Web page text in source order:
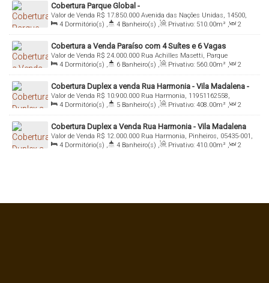
Cobertura Parque Global -
R$ 17.850.000
Valor de Venda
Avenida das Nações Unidas, 14500,
Jardim Panorama, 04533-085, Chácara Itaim, São Paulo, São Paulo,
Brasil
4 Dormitório(s) , 4 Banheiro(s) , Privativo: 510.00m² ,
2
Sala(s) , 4 Suíte(s) , Total: 510.00m² , 4 Vaga(s) ,
Útil:
510.00m² , Terreno: 58000.00 m²
Cobertura a Venda Paraíso com 4 Suítes e 6 Vagas
R$ 24.000.000
Valor de Venda
Rua Achilles Masetti, Parque
Ibirapuera, 04006-020, Paraíso, São Paulo, São Paulo, Brasil
4 Dormitório(s) , 6 Banheiro(s) , Privativo: 560.00m² ,
2
Sala(s) , 4 Suíte(s) , Total: 560.00m² , 6 Vaga(s) ,
Útil:
560.00m²
Cobertura Duplex a venda Rua Harmonia - Vila Madalena -
São Paulo - SPR$ 10.900.000
Valor de Venda
Rua Harmonia, 11951162558,
Pinheiros, 05435-001, Vila Madalena, São Paulo, São Paulo, Brasil
4 Dormitório(s) , 5 Banheiro(s) , Privativo: 408.00m² ,
2
Sala(s) , 4 Suíte(s) , Total: 408.00m² , 5 Vaga(s) ,
Útil:
408.00m²
Cobertura Duplex a Venda Rua Harmonia - Vila Madalena
São Paulo - SPR$ 12.000.000
Valor de Venda
Rua Harmonia, Pinheiros, 05435-001,
Vila Madalena, São Paulo, São Paulo, Brasil
4 Dormitório(s) , 4 Banheiro(s) , Privativo: 410.00m² ,
2